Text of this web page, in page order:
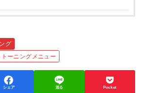
グ
トーニングメニュー
シェア 送る Pocket